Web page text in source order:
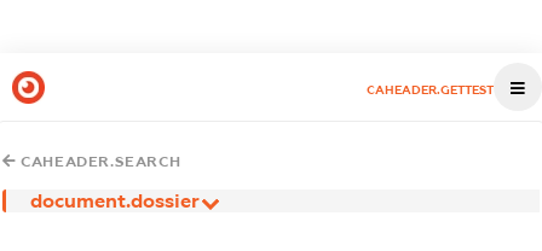
CAHEADER.GETTEST
CAHEADER.SEARCH
document.dossier